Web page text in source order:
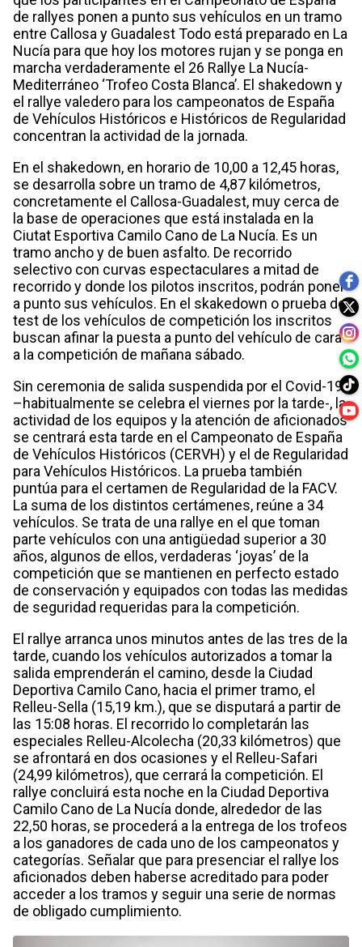
de rallyes ponen a punto sus vehículos en un tramo
entre Callosa y Guadalest Todo está preparado en La
Nucía para que hoy los motores rujan y se ponga en
marcha verdaderamente el 26 Rallye La Nucía-
Mediterráneo ‘Trofeo Costa Blanca’. El shakedown y
el rallye valedero para los campeonatos de España
de Vehículos Históricos e Históricos de Regularidad
concentran la actividad de la jornada.
En el shakedown, en horario de 10,00 a 12,45 horas,
se desarrolla sobre un tramo de 4,87 kilómetros,
concretamente el Callosa-Guadalest, muy cerca de
la base de operaciones que está instalada en la
Ciutat Esportiva Camilo Cano de La Nucía. Es un
tramo ancho y de buen asfalto. De recorrido
selectivo con curvas espectaculares a mitad de
recorrido y donde los pilotos inscritos, podrán poner
a punto sus vehículos. En el skakedown o prueba de
test de los vehículos de competición los inscritos
buscan afinar la puesta a punto del vehículo de cara
a la competición de mañana sábado.
Sin ceremonia de salida suspendida por el Covid-19
–habitualmente se celebra el viernes por la tarde-, la
actividad de los equipos y la atención de aficionados
se centrará esta tarde en el Campeonato de España
de Vehículos Históricos (CERVH) y el de Regularidad
para Vehículos Históricos. La prueba también
puntúa para el certamen de Regularidad de la FACV.
La suma de los distintos certámenes, reúne a 34
vehículos. Se trata de una rallye en el que toman
parte vehículos con una antigüedad superior a 30
años, algunos de ellos, verdaderas ‘joyas’ de la
competición que se mantienen en perfecto estado
de conservación y equipados con todas las medidas
de seguridad requeridas para la competición.
El rallye arranca unos minutos antes de las tres de la
tarde, cuando los vehículos autorizados a tomar la
salida emprenderán el camino, desde la Ciudad
Deportiva Camilo Cano, hacia el primer tramo, el
Relleu-Sella (15,19 km.), que se disputará a partir de
las 15:08 horas. El recorrido lo completarán las
especiales Relleu-Alcolecha (20,33 kilómetros) que
se afrontará en dos ocasiones y el Relleu-Safari
(24,99 kilómetros), que cerrará la competición. El
rallye concluirá esta noche en la Ciudad Deportiva
Camilo Cano de La Nucía donde, alrededor de las
22,50 horas, se procederá a la entrega de los trofeos
a los ganadores de cada uno de los campeonatos y
categorías. Señalar que para presenciar el rallye los
aficionados deben haberse acreditado para poder
acceder a los tramos y seguir una serie de normas
de obligado cumplimiento.